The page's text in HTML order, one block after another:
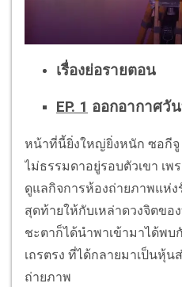
เรื่องย่อรายตอน
EP. 1 ออกอากาศวั
หน้าที่นี้ยิ่งใหญ่ยิ่งหนัก ซอกีจู
ไม่ธรรมดาอยู่รอบตัวเขา เพ
ดูแลกิจการห้องถ่ายภาพแห่
สุดท้ายให้กับเหล่าดวงจิตข
ชะตาก็ได้นำพาเข้ามาได้พ
เถรตรง ที่ได้กลายมาเป็นหุ้
ถ่ายภาพ